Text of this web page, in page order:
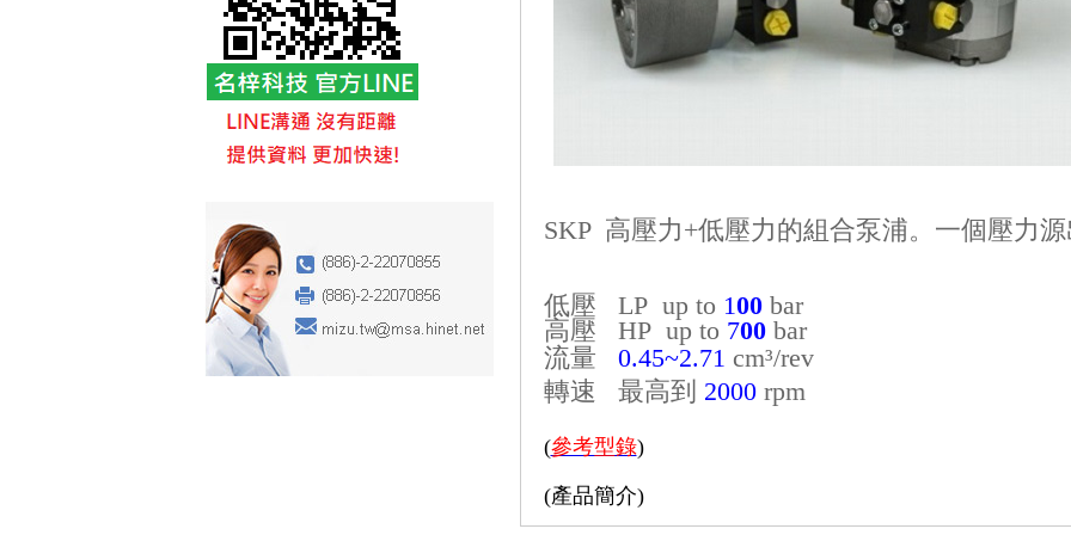
SKP 高壓力+低壓力的組合泵浦。一個壓力
低壓 LPup to 100bar
高壓 HPup to 700bar
流量 0.45~2.71 cm³/rev
轉速 最高到 2000rpm
(參考型錄)
(產品簡介)